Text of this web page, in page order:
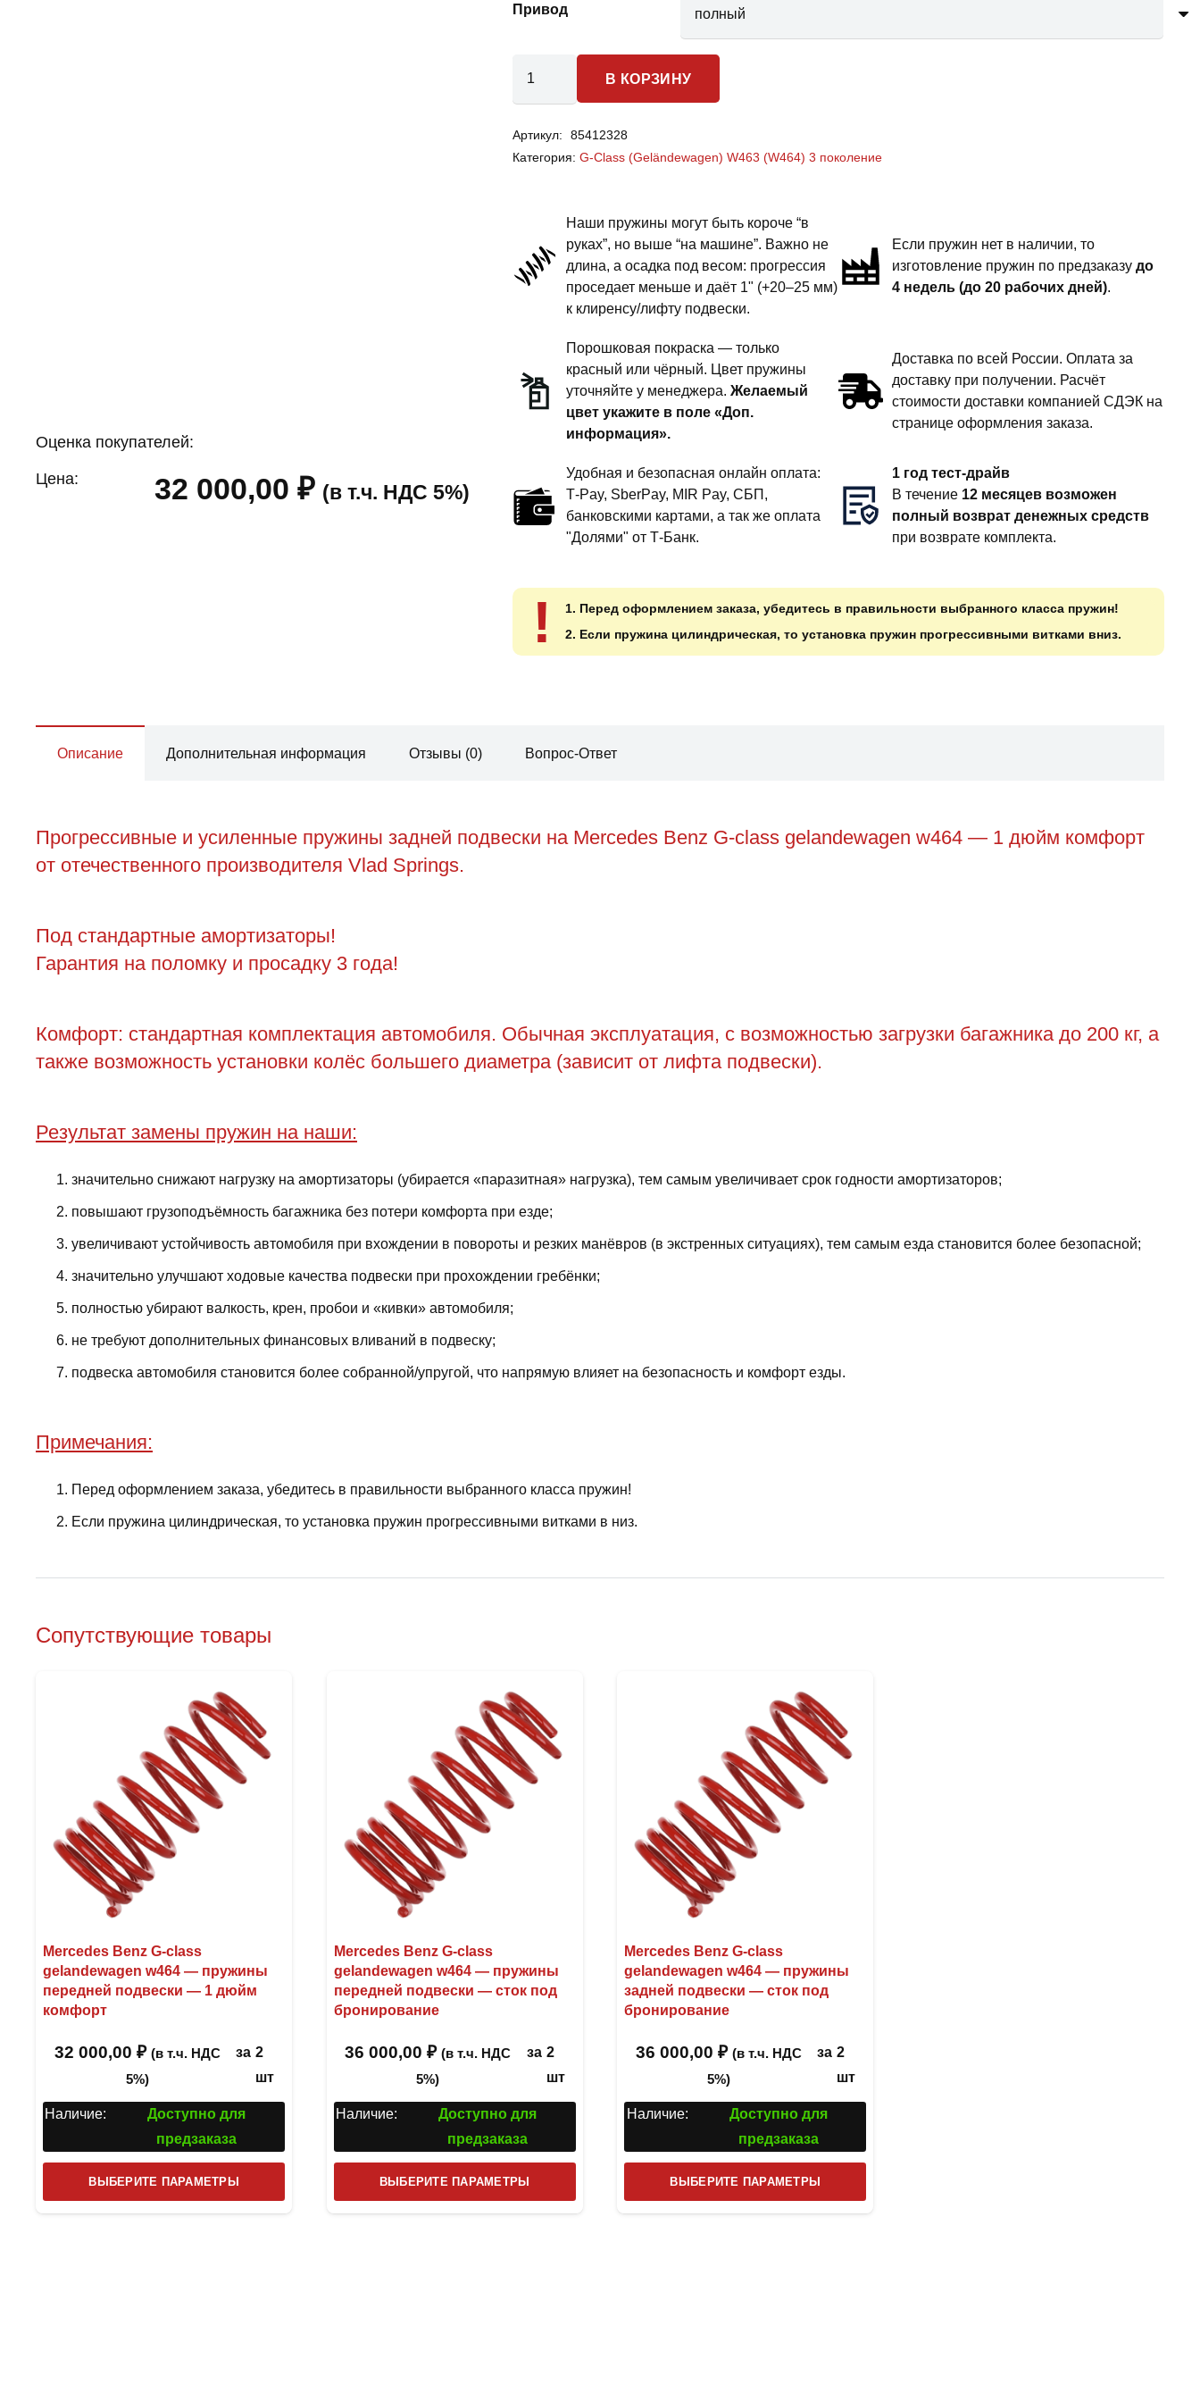
Оценка покупателей:
Цена: 32 000,00₽ (в т.ч. НДС 5%)
Привод
Benz
G-
gelandewagen
пружины
подвески
комфорт
В КОРЗИНУ
Артикул:
85412328
Категория:G-Class (Geländewagen) W463 (W464) 3 поколение
Наши пружины могут быть короче “в
руках”, но выше “на машине”. Важно не
длина, а осадка под весом: прогрессия
проседает меньше и даёт 1" (+20–25 мм)
к клиренсу/лифту подвески.
Если пружин нет в наличии, то
изготовление пружин по предзаказудо
4 недель (до 20 рабочих дней).
Порошковая покраска — только
красный или чёрный. Цвет пружины
уточняйте у менеджера.Желаемый
цвет укажите в поле «Доп.
информация».
Доставка по всей России. Оплата за
доставку при получении. Расчёт
стоимости доставки компанией СДЭК на
странице оформления заказа.
Удобная и безопасная онлайн оплата:
T‑Pay, SberPay, MIR Pay, СБП,
банковскими картами, а так же оплата
"Долями" от Т-Банк.
1 год тест-драйв
В течение 12 месяцев возможен
полный возврат денежных средств
при возврате комплекта.
!
1. Перед оформлением заказа, убедитесь в правильности выбранного класса пружин!
2. Если пружина цилиндрическая, то установка пружин прогрессивными витками вниз.
Описание Дополнительная информация Отзывы (0) Вопрос-Ответ
Прогрессивные и усиленные пружины задней подвески на Mercedes Benz G-class gelandewagen w464 — 1 дюйм комфорт
от отечественного производителя Vlad Springs.
Под стандартные амортизаторы!
Гарантия на поломку и просадку 3 года!
Комфорт: стандартная комплектация автомобиля. Обычная эксплуатация, с возможностью загрузки багажника до 200 кг, а
также возможность установки колёс большего диаметра (зависит от лифта подвески).
Результат замены пружин на наши:
значительно снижают нагрузку на амортизаторы (убирается «паразитная» нагрузка), тем самым увеличивает срок годности амортизаторов;
повышают грузоподъёмность багажника без потери комфорта при езде;
увеличивают устойчивость автомобиля при вхождении в повороты и резких манёвров (в экстренных ситуациях), тем самым езда становится более безопасной;
значительно улучшают ходовые качества подвески при прохождении гребёнки;
полностью убирают валкость, крен, пробои и «кивки» автомобиля;
не требуют дополнительных финансовых вливаний в подвеску;
подвеска автомобиля становится более собранной/упругой, что напрямую влияет на безопасность и комфорт езды.
Примечания:
Перед оформлением заказа, убедитесь в правильности выбранного класса пружин!
Если пружина цилиндрическая, то установка пружин прогрессивными витками в низ.
Сопутствующие товары
Mercedes Benz G-class
gelandewagen w464 — пружины
передней подвески — 1 дюйм
комфорт
32 000,00 ₽ (в т.ч. НДС
5%)
за 2
шт
Наличие:
Доступно для
предзаказа
ВЫБЕРИТЕ ПАРАМЕТРЫ
товар
Mercedes Benz G-class
gelandewagen w464 — пружины
передней подвески — сток под
бронирование
36 000,00₽ (в т.ч. НДС
5%)
за 2
шт
Наличие:
Доступно для
предзаказа
ВЫБЕРИТЕ ПАРАМЕТРЫ
товар
Mercedes Benz G-class
gelandewagen w464 — пружины
задней подвески — сток под
бронирование
36 000,00 ₽ (в т.ч. НДС
5%)
за 2
шт
Наличие:
Доступно для
предзаказа
ВЫБЕРИТЕ ПАРАМЕТРЫ
товар